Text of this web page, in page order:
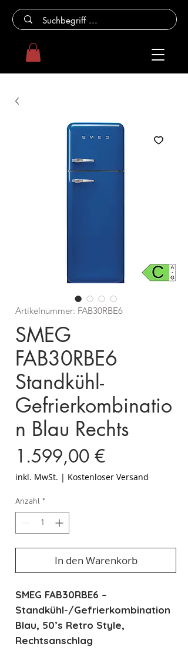
Artikelnummer: FAB30RBE6
SMEG
FAB30RBE6
Standkühl-
Gefrierkombinatio
n Blau Rechts
1.599,00 €Preis
inkl. MwSt. | Kostenloser Versand
Anzahl *
In den Warenkorb
SMEG FAB30RBE6 –
Standkühl-/Gefrierkombination
Blau, 50’s Retro Style,
Rechtsanschlag